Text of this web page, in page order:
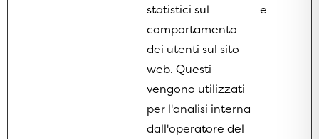
statistici sul
comportamento
dei utenti sul sito
web. Questi
vengono utilizzati
per l'analisi interna
dall'operatore del
e